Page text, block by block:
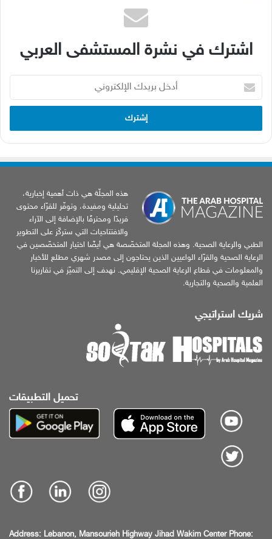
اشترك في نشرة المستشفى العربي
بريدك
الإلكتروني
هذه المجلّة هي ذات أهمية إخبارية،
تحليلية ومفيدة، وتوفّر للقرّاء محتوى
فريدًا ومحترفًا بالإضافة إلى الآراء
والافتتاحيات التي ستركّز على التطوير
الطبي والرعاية الصحية. وهذه المجلة المتخصّصة هي أيضًا اختيار المتخصّصين في
الرعاية الصحية والقرّاء الواعيين الذين يحتاجون إلى مصدر شهري مطلع للأخبار
والمعلومات في قطاع الرعاية الصحية الإقليمي. نهدف إلى التميّز في تقاريرنا
العلمية والصحية والتجارية.
شريك استراتيجي
تحميل التطبيقات
Address: Lebanon, Mansourieh Highway Jihad Wakim Center Phone: